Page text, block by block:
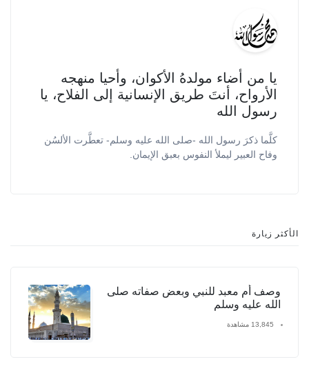
يا من أضاء مولدهُ الأكوان، وأحيا منهجه
الأرواح، أنتَ طريق الإنسانية إلى الفلاح، يا
رسول الله
كلَّما ذكرَ رسول الله -صلى الله عليه وسلم- تعطَّرت الألسُن
وفاح العبير ليملأ النفوس بعبق الإيمان.
الأكثر زيارة
وصف أم معبد للنبي وبعض صفاته صلى
الله عليه وسلم
13,845 مشاهدة